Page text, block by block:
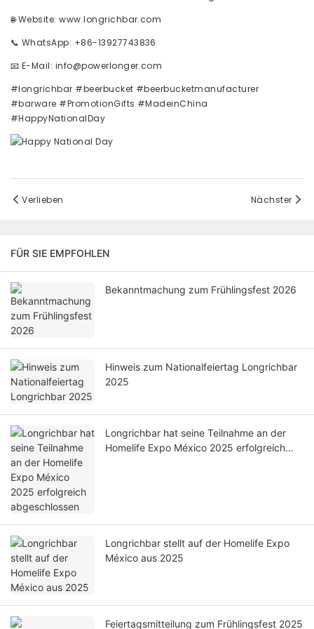
🌐 Website: www.longrichbar.com
📞 WhatsApp: +86-13927743836
📧 E-Mail: info@powerlonger.com
#longrichbar #beerbucket #beerbucketmanufacturer
#barware #PromotionGifts #MadeinChina
#HappyNationalDay
Verlieben Nächster
FÜR SIE EMPFOHLEN
Bekanntmachung zum Frühlingsfest 2026
Hinweis zum Nationalfeiertag Longrichbar
2025
Longrichbar hat seine Teilnahme an der
Homelife Expo México 2025 erfolgreich
Longrichbar stellt auf der Homelife Expo
México aus 2025
Feiertagsmitteilung zum Frühlingsfest 2025